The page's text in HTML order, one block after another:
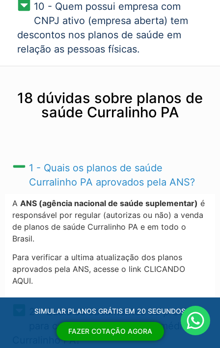
10 - Quem possui empresa com
CNPJ ativo (empresa aberta) tem
descontos nos planos de saúde em
relação as pessoas físicas.
18 dúvidas sobre planos de
saúde Curralinho PA
1 - Quais os planos de saúde
Curralinho PA​ aprovados pela ANS?
A ANS (agência nacional de saúde suplementar) é
responsável por regular (autorizas ou não) a venda
de planos de saúde Curralinho PA​ e em todo o
Brasil.
Para verificar a ultima atualização dos planos
aprovados pela ANS, acesse o link CLICANDO
AQUI.
2 - Quais os documentos eu preciso
para contratar um convênio médico
Curralinho PA?
SIMULAR PLANOS GRÁTIS EM 20 SEGUNDOS
FAZER COTAÇÃO AGORA